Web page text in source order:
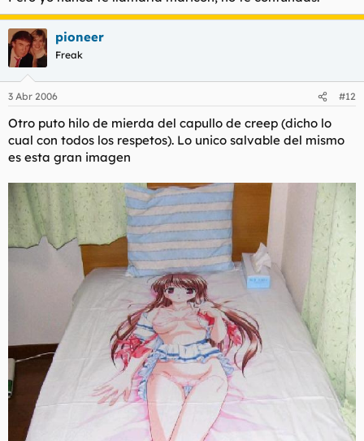
pioneer
Freak
3 Abr 2006 #12
Otro puto hilo de mierda del capullo de creep (dicho lo
cual con todos los respetos). Lo unico salvable del mismo
es esta gran imagen